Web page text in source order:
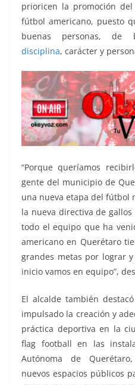
prioricen la promoción
fútbol americano, puesto
buenas personas, de
disciplina, carácter y
“Porque queríamos
gente del municipio de
una nueva etapa del fútbol
la nueva directiva de
todo el equipo que ha
americano en Querétaro
grandes metas por lograr
inicio vamos en equipo”,
El alcalde también
impulsado la creación y
práctica deportiva en la
flag football en las
Autónoma de
nuevos espacios públicos